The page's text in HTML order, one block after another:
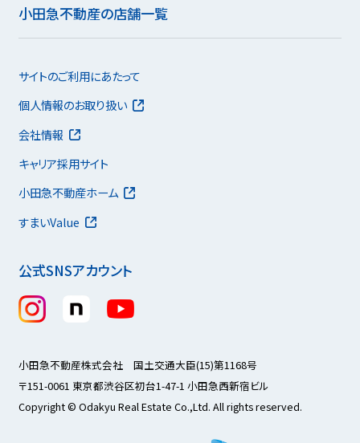
小田急不動産の店舗一覧
公式SNSアカウント
サイトのご利用にあたって
個人情報のお取り扱い
会社情報
キャリア採用サイト
小田急不動産ホーム
すまいValue
小田急不動産株式会社 国土交通大臣(15)第1168号
〒151-0061 東京都渋谷区初台1-47-1 小田急西新宿ビル
Copyright © Odakyu Real Estate Co.,Ltd. All rights reserved.